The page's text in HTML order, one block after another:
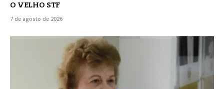
O VELHO STF
7 de agosto de 2026